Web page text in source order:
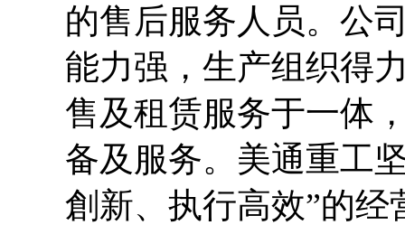
的售后服务人员。公
能力强，生产组织得
售及租赁服务于一体
备及服务。美通重工
創新、执行高效”的